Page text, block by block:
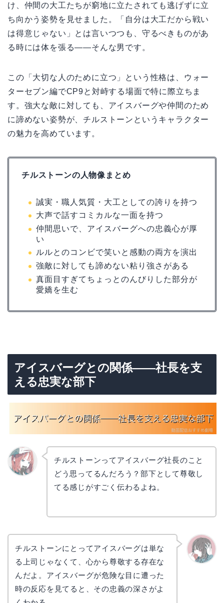
け、仲間の大工たちが窮地に立たされても逃げずに立
ち向かう姿勢を見せました。「自分は大工だから戦い
は得意じゃない」とは言いつつも、守るべきものがあ
る時には体を張る——そんな男です。
この「大切な人のために立つ」という性格は、ウォー
ターセブン編でCP9と対峙する場面で特に際立ちま
す。強大な敵に対しても、アイスバーグや仲間のため
に諦めない姿勢が、チルストーンというキャラクター
の魅力を高めています。
チルストーンの人物像まとめ
誠実・職人気質・大工としての誇りを持つ
大声で話すコミカルな一面を持つ
仲間思いで、アイスバーグへの忠義心が厚
い
ルルとのコンビで笑いと感動の両方を演出
強敵に対しても諦めない粘り強さがある
真面目すぎてちょっとのんびりした部分が
愛嬌を生む
アイスバーグとの関係——社長を支
える忠実な部下
チルストーンってアイスバーグ社長のこと
どう思ってるんだろう？部下として尊敬し
てる感じがすごく伝わるよね。
チルストーンにとってアイスバーグは単な
る上司じゃなくて、心から尊敬する存在な
んだよ。アイスバーグが危険な目に遭った
時の反応を見てると、その忠義の深さがよ